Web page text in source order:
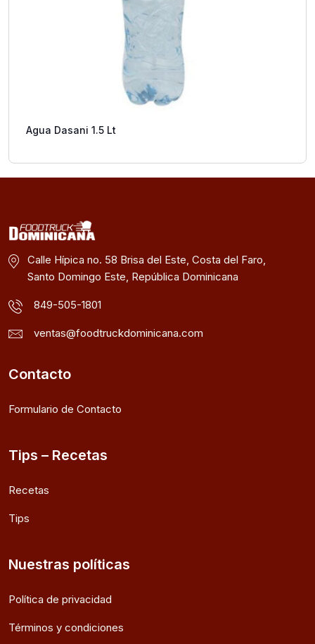
Agua Dasani 1.5 Lt
Calle Hípica no. 58 Brisa del Este, Costa del Faro,
Santo Domingo Este, República Dominicana
849-505-1801
ventas@foodtruckdominicana.com
Contacto
Formulario de Contacto
Tips – Recetas
Recetas
Tips
Nuestras políticas
Política de privacidad
Términos y condiciones